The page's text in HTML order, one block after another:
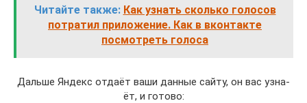
Читайте также: Как узнать сколько голосов
потратил приложение. Как в вконтакте
посмотреть голоса
Даль­ше Яндекс отда­ёт ваши дан­ные сай­ту, он вас узна­
ёт, и готово: